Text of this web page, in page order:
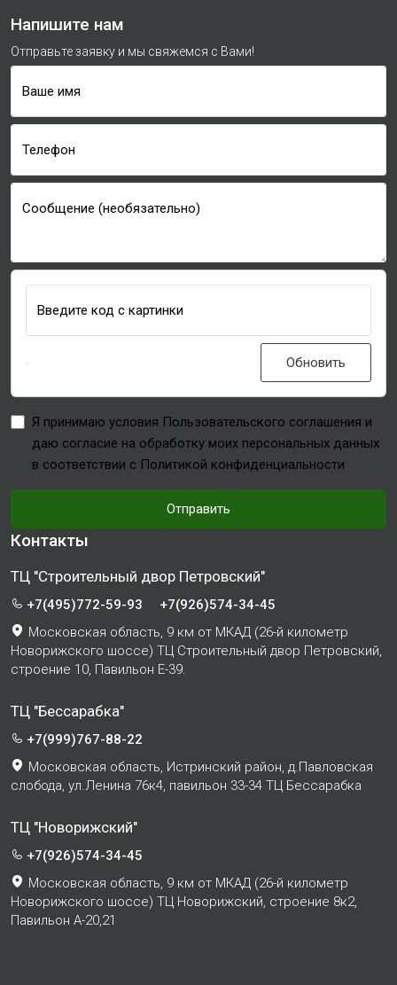
Напишите нам
Отправьте заявку и мы свяжемся с Вами!
Ваше имя
Телефон
Сообщение (необязательно)
Введите код с картинки
Обновить
Я принимаю условия Пользовательского соглашения и
даю согласие на обработку моих персональных данных
в соответствии с Политикой конфиденциальности
Отправить
Контакты
ТЦ "Строительный двор Петровский"
+7(495)772-59-93
+7(926)574-34-45
Московская область, 9 км от МКАД (26-й километр
Новорижского шоссе) ТЦ Строительный двор Петровский,
строение 10, Павильон Е-39.
ТЦ "Бессарабка"
+7(999)767-88-22
Московская область, Истринский район, д.Павловская
слобода, ул.Ленина 76к4, павильон 33-34 ТЦ Бессарабка
ТЦ "Новорижский"
+7(926)574-34-45
Московская область, 9 км от МКАД (26-й километр
Новорижского шоссе) ТЦ Новорижский, строение 8к2,
Павильон А-20,21